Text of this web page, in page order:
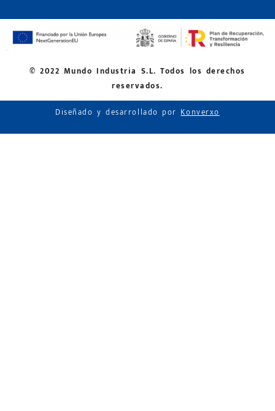
© 2022 Mundo Industria S.L. Todos los derechos
reservados.
Diseñado y desarrollado porKonverxo